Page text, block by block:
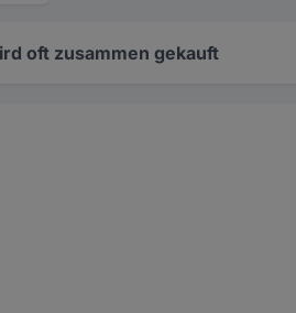
oft zusammen gekauft